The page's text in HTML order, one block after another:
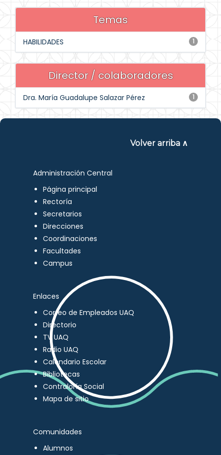
Temas
1
HABILIDADES
Director / colaboradores
1
Dra. María Guadalupe Salazar Pérez
Volver arriba ∧
Administración Central
Página principal
Rectoría
Secretarios
Direcciones
Coordinaciones
Facultades
Campus
Enlaces
Correo de Empleados UAQ
Directorio
TV UAQ
Radio UAQ
Calendario Escolar
Bibliotecas
Contraloría Social
Mapa de sitio
Comunidades
Alumnos